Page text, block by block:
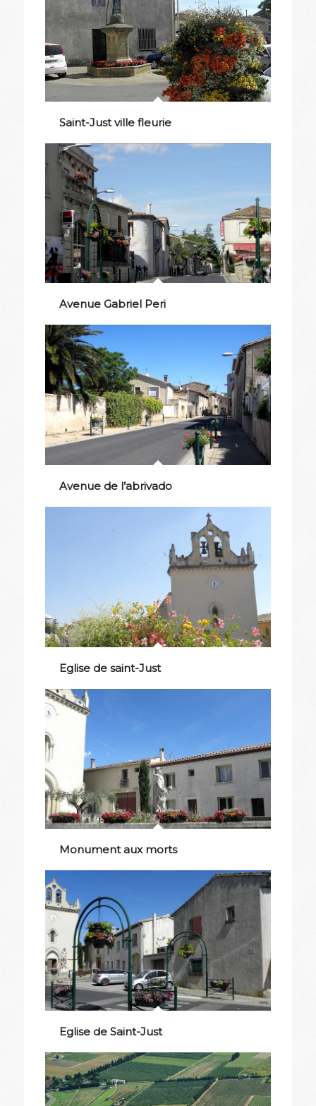
Saint-Just ville fleurie
Avenue Gabriel Peri
Avenue de l’abrivado
Eglise de saint-Just
Monument aux morts
Eglise de Saint-Just